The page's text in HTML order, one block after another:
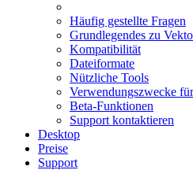
Häufig gestellte Fragen
Grundlegendes zu
Kompatibilität
Dateiformate
Nützliche Tools
Verwendungszwecke
Beta-Funktionen
Support kontaktieren
Desktop
Preise
Support